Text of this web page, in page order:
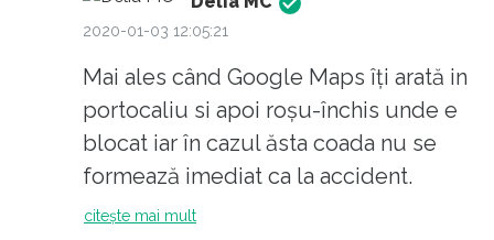
2020-01-03 12:05:21
Mai ales când Google Maps îți arată in
portocaliu si apoi roșu-închis unde e
blocat iar în cazul ăsta coada nu se
formează imediat ca la accident.
Sau când cauți un drum alternativ ca
citește mai mult